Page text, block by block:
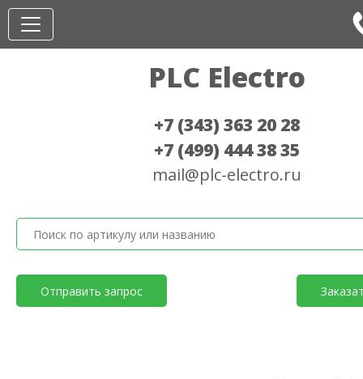
PLC Electro
+7 (343) 363 20 28
+7 (499) 444 38 35
mail@plc-electro.ru
Отправить запрос